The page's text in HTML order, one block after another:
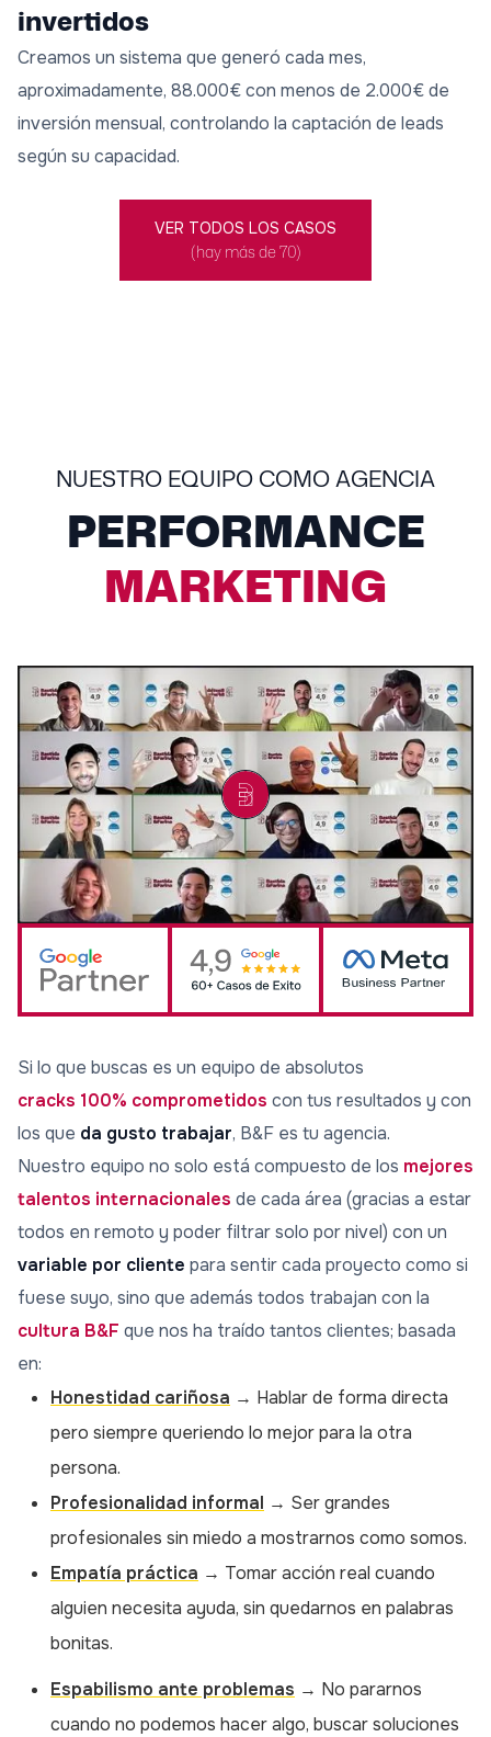
invertidos
Creamos un sistema que generó cada mes,
aproximadamente, 88.000€ con menos de 2.000€ de
inversión mensual, controlando la captación de leads
según su capacidad.
VER TODOS LOS CASOS
(hay más de 70)
NUESTRO EQUIPO COMO AGENCIA
PERFORMANCE
MARKETING
Si lo que buscas es un equipo de absolutos
cracks 100% comprometidos con tus resultados y con
los que da gusto trabajar, B&F es tu agencia.
Nuestro equipo no solo está compuesto de los mejores
talentos internacionales de cada área (gracias a estar
todos en remoto y poder filtrar solo por nivel) con un
variable por cliente para sentir cada proyecto como si
fuese suyo, sino que además todos trabajan con la
cultura B&F que nos ha traído tantos clientes; basada
en:
Honestidad cariñosa → Hablar de forma directa
pero siempre queriendo lo mejor para la otra
persona.
Profesionalidad informal → Ser grandes
profesionales sin miedo a mostrarnos como somos.
Empatía práctica → Tomar acción real cuando
alguien necesita ayuda, sin quedarnos en palabras
bonitas.
Espabilismo ante problemas → No pararnos
cuando no podemos hacer algo, buscar soluciones